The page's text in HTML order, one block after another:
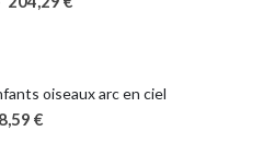
oiseaux arc en ciel
€